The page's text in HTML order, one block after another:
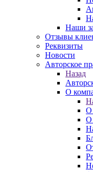
Наши
Отзывы
Реквизиты
Новости
Авторское
Назад
О
О
О